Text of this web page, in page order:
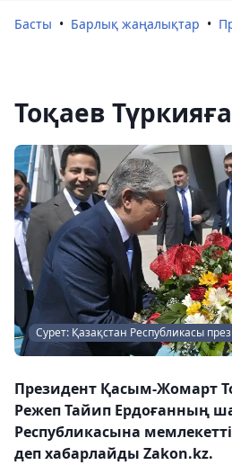
Басты Барлық жаңалықтар
Тоқаев
Сурет: Қазақстан Республикасы
Президент Қасым-Жомарт
Режеп Тайип Ердоғанның
Республикасына
деп хабарлайды Zakon.kz.